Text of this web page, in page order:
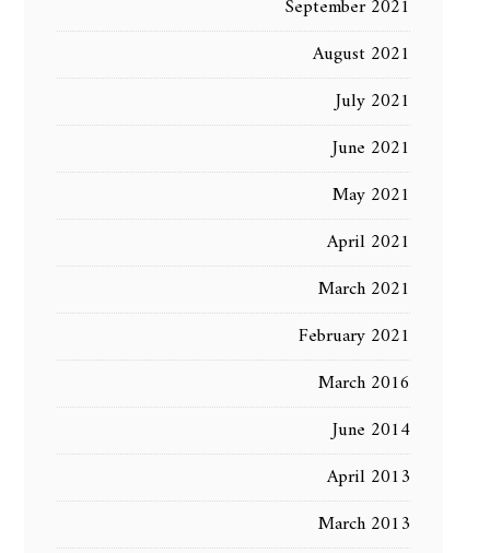
September 2021
August 2021
July 2021
June 2021
May 2021
April 2021
March 2021
February 2021
March 2016
June 2014
April 2013
March 2013